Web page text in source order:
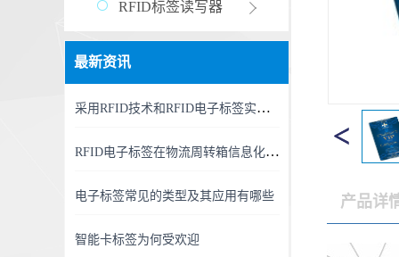
RFID标签读写器
最新资讯
采用RFID技术和RFID电子标签实现精准、高效的RFID资产管理新时代
RFID电子标签在物流周转箱信息化中的利用
电子标签常见的类型及其应用有哪些
智能卡标签为何受欢迎
产品详